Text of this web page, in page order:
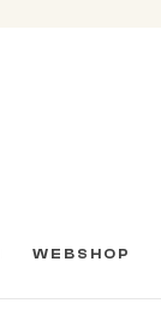
WEBSHOP